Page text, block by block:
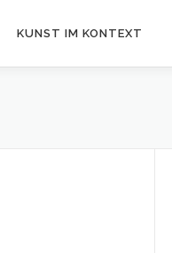
KUNST IM KONTEXT